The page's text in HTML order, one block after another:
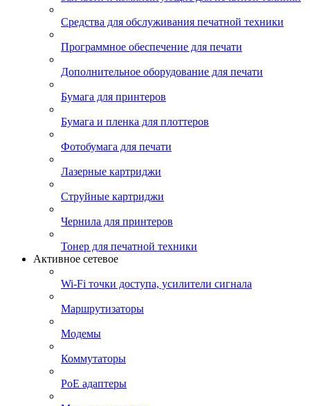
Средства для обслуживания печатной техники
Программное обеспечение для печати
Дополнительное оборудование для печати
Бумага для принтеров
Бумага и пленка для плоттеров
Фотобумага для печати
Лазерные картриджи
Струйные картриджи
Чернила для принтеров
Тонер для печатной техники
Активное сетевое
Wi-Fi точки доступа, усилители сигнала
Маршрутизаторы
Модемы
Коммутаторы
PoE адаптеры